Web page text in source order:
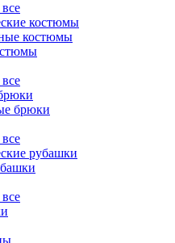
костюмы
костюмы
брюки
рубашки